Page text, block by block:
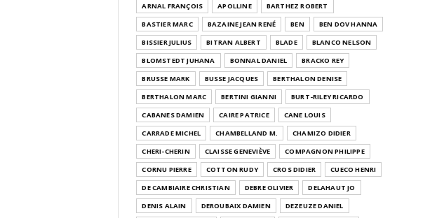
ARNAL FRANÇOIS
APOLLINE
BARTHEZ ROBERT
BASTIER MARC
BAZAINE JEAN RENÉ BEN
BEN DOV HANNA
BISSIER JULIUS
BITRAN ALBERT BLADE
BLANCO NELSON
BLOMSTEDT JUHANA
BONNAL DANIEL
BRACKO REY
BRUSSE MARK
BUSSE JACQUES
BERTHALON DENISE
BERTHALON MARC
BERTINI GIANNI
BURT-RILEY RICARDO
CABANES DAMIEN
CAIRE PATRICE
CANE LOUIS
CARRADE MICHEL
CHAMBELLAND M.
CHAMIZO DIDIER
CHERI-CHERIN
CLAISSE GENEVIÈVE
COMPAGNON PHILIPPE
CORNU PIERRE
COTTON RUDY CROS DIDIER
CUECO HENRI
DE CAMBIAIRE CHRISTIAN
DEBRE OLIVIER
DELAHAUT JO
DENIS ALAIN
DEROUBAIX DAMIEN
DEZEUZE DANIEL